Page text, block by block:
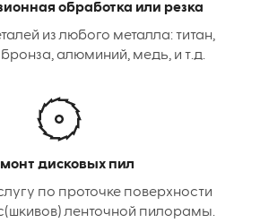
обработка или резка
из любого металла: титан,
алюминий, медь, и т.д.
дисковых пил
по проточке поверхности
ленточной пилорамы.